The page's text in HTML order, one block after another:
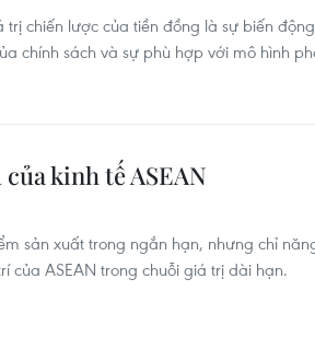
chiến lược của tiền đồng là sự biến động
chính sách và sự phù hợp với mô hình
kinh tế ASEAN
sản xuất trong ngắn hạn, nhưng chỉ
của ASEAN trong chuỗi giá trị dài hạn.